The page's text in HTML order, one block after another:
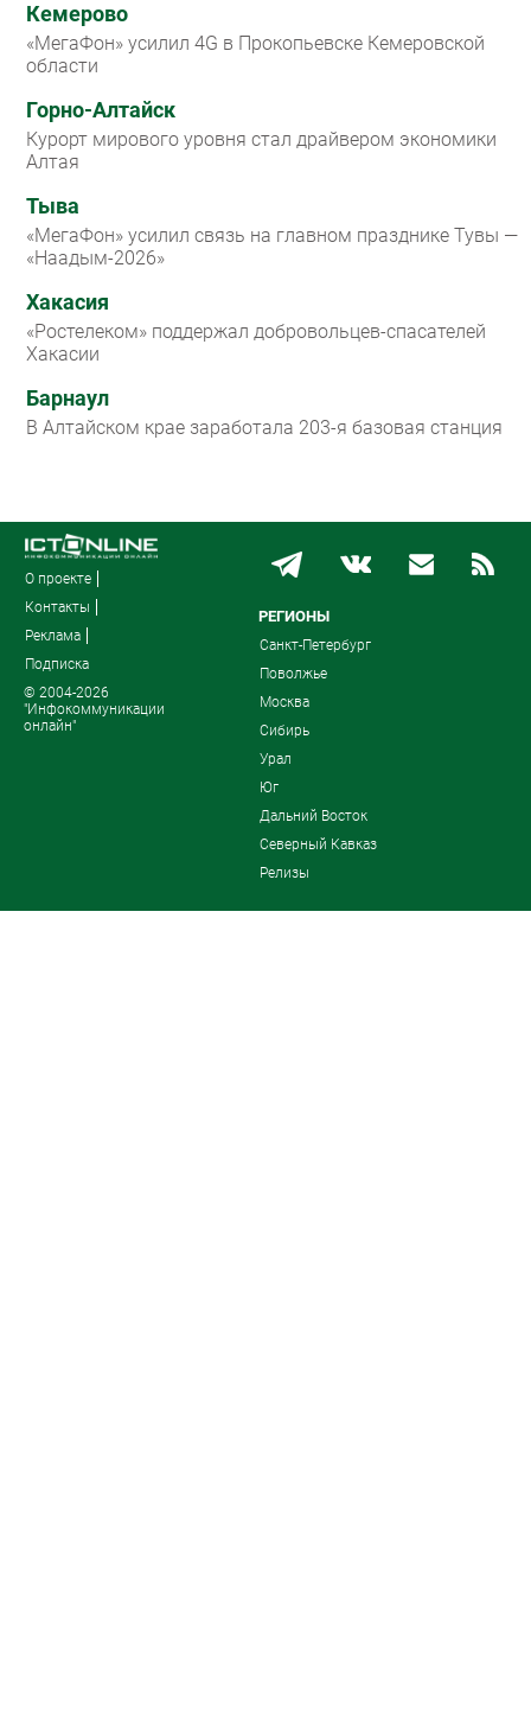
Кемерово
«МегаФон» усилил 4G в Прокопьевске Кемеровской
области
Горно-Алтайск
Курорт мирового уровня стал драйвером экономики
Алтая
Тыва
«МегаФон» усилил связь на главном празднике Тувы —
«Наадым-2026»
Хакасия
«Ростелеком» поддержал добровольцев-спасателей
Хакасии
Барнаул
В Алтайском крае заработала 203-я базовая станция
О проекте
Контакты
Реклама
Подписка
© 2004-2026
"Инфокоммуникации
онлайн"
РЕГИОНЫ
Санкт-Петербург
Поволжье
Москва
Сибирь
Урал
Юг
Дальний Восток
Северный Кавказ
Релизы